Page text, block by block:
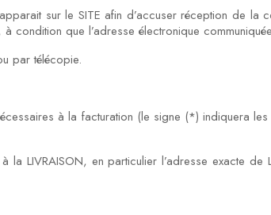
sur le SITE afin d’accuser réception de la
condition que l’adresse électronique
par télécopie.
à la facturation (le signe (*) indiquera
la LIVRAISON, en particulier l’adresse exacte